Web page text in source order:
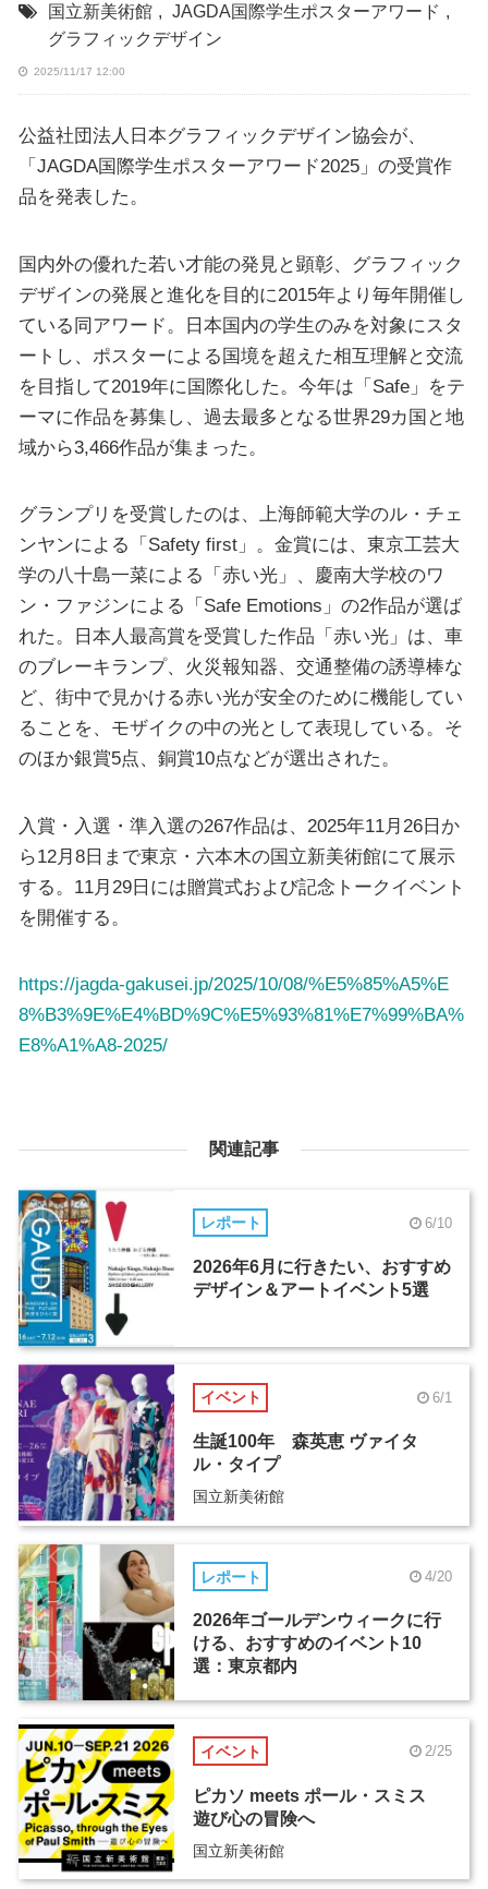
国立新美術館 , JAGDA国際学生ポスターアワード ,
グラフィックデザイン
2025/11/17 12:00
公益社団法人日本グラフィックデザイン協会が、
「JAGDA国際学生ポスターアワード2025」の受賞作
品を発表した。
国内外の優れた若い才能の発見と顕彰、グラフィック
デザインの発展と進化を目的に2015年より毎年開催し
ている同アワード。日本国内の学生のみを対象にスタ
ートし、ポスターによる国境を超えた相互理解と交流
を目指して2019年に国際化した。今年は「Safe」をテ
ーマに作品を募集し、過去最多となる世界29カ国と地
域から3,466作品が集まった。
グランプリを受賞したのは、上海師範大学のル・チェ
ンヤンによる「Safety first」。金賞には、東京工芸大
学の八十島一菜による「赤い光」、慶南大学校のワ
ン・ファジンによる「Safe Emotions」の2作品が選ば
れた。日本人最高賞を受賞した作品「赤い光」は、車
のブレーキランプ、火災報知器、交通整備の誘導棒な
ど、街中で見かける赤い光が安全のために機能してい
ることを、モザイクの中の光として表現している。そ
のほか銀賞5点、銅賞10点などが選出された。
入賞・入選・準入選の267作品は、2025年11月26日か
ら12月8日まで東京・六本木の国立新美術館にて展示
する。11月29日には贈賞式および記念トークイベント
を開催する。
https://jagda-gakusei.jp/2025/10/08/%E5%85%A5%E
8%B3%9E%E4%BD%9C%E5%93%81%E7%99%BA%
E8%A1%A8-2025/
関連記事
レポート 6/10
2026年6月に行きたい、おすすめ
デザイン＆アートイベント5選
イベント 6/1
生誕100年 森英恵 ヴァイタ
ル・タイプ
国立新美術館
レポート 4/20
2026年ゴールデンウィークに行
ける、おすすめのイベント10
選：東京都内
イベント 2/25
ピカソ meets ポール・スミス
遊び心の冒険へ
国立新美術館